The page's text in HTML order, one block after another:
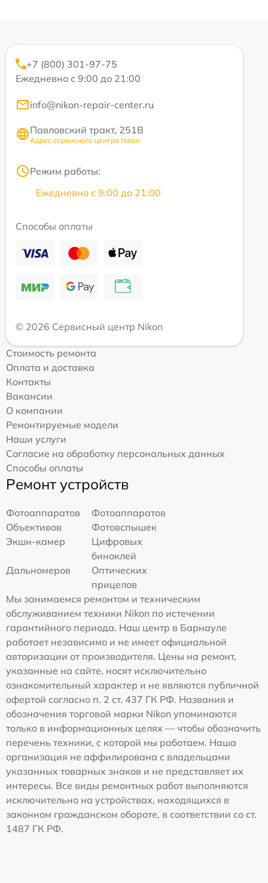
+7 (800) 301-97-75
Ежедневно с 9:00 до 21:00
info@nikon-repair-center.ru
Павловский тракт, 251В
Адрес сервисного центра Nikon
Режим работы:
Ежедневно с 9:00 до 21:00
Способы оплаты
© 2026 Сервисный центр Nikon
Стоимость ремонта
Оплата и доставка
Контакты
Вакансии
О компании
Ремонтируемые модели
Наши услуги
Согласие на обработку персональных данных
Способы оплаты
Ремонт устройств
Фотоаппаратов
Фотоаппаратов
Объективов
Фотовспышек
Экшн-камер
Цифровых
биноклей
Дальномеров
Оптических
прицелов
Мы занимаемся ремонтом и техническим
обслуживанием техники Nikon по истечении
гарантийного периода. Наш центр в Барнауле
работает независимо и не имеет официальной
авторизации от производителя. Цены на ремонт,
указанные на сайте, носят исключительно
ознакомительный характер и не являются публичной
офертой согласно п. 2 ст. 437 ГК РФ. Названия и
обозначения торговой марки Nikon упоминаются
только в информационных целях — чтобы обозначить
перечень техники, с которой мы работаем. Наша
организация не аффилирована с владельцами
указанных товарных знаков и не представляет их
интересы. Все виды ремонтных работ выполняются
исключительно на устройствах, находящихся в
законном гражданском обороте, в соответствии со ст.
1487 ГК РФ.